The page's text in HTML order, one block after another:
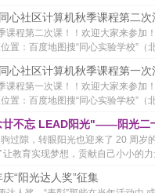
心社区计算机秋季课程第二次
课程第二次课！！欢迎大家来参加
置：百度地图搜“同心实验学校”（
心社区计算机秋季课程第一次
课程第一次课！！欢迎大家来参加
置：百度地图搜“同心实验学校”（
廿不忘 LEAD阳光"——阳光二
过隙，转眼阳光也迎来了 20 周
教育实现梦想，贡献自己小小的
“阳光达人奖”征集